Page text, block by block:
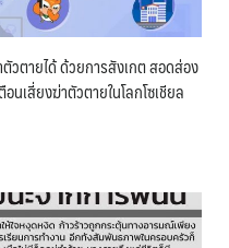
ตายได้ ด้วยการสังเกต สอดส่อง
เสี่ยงฆ่าตัวตายในโลกโซเชียล